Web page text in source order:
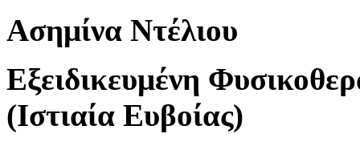
Ασημίνα Ντέλιου
Εξειδικευμένη
(Ιστιαία Ευβοίας)